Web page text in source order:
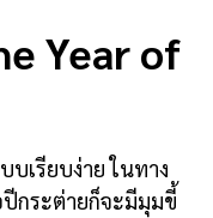
Year of
เรียบง่าย ในทาง
กระต่ายก็จะมีมุมขี้